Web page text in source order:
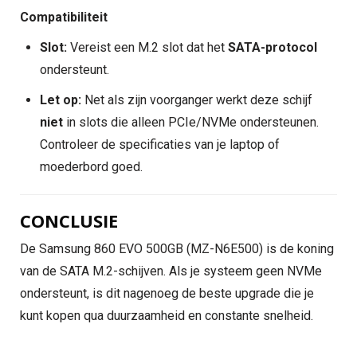
Compatibiliteit
Slot: Vereist een M.2 slot dat het SATA-protocol
ondersteunt.
Let op: Net als zijn voorganger werkt deze schijf
niet in slots die alleen PCIe/NVMe ondersteunen.
Controleer de specificaties van je laptop of
moederbord goed.
CONCLUSIE
De Samsung 860 EVO 500GB (MZ-N6E500) is de koning
van de SATA M.2-schijven. Als je systeem geen NVMe
ondersteunt, is dit nagenoeg de beste upgrade die je
kunt kopen qua duurzaamheid en constante snelheid.